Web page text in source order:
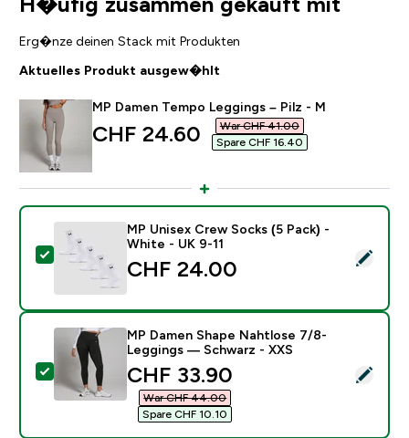
Erg�nze deinen Stack mit Produkten
Aktuelles Produkt ausgew�hlt
MP Damen Tempo Leggings – Pilz - M
discounted price
CHF 24.60‎
War CHF 41.00‎
Spare CHF 16.40‎
Dieses Produkt ausw�hlen - MP Unisex Crew Socks
MP Unisex Crew Socks (5 Pack) -
White - UK 9-11
CHF 24.00‎
Dieses Produkt ausw�hlen - MP Damen Shape
MP Damen Shape Nahtlose 7/8-
Leggings — Schwarz - XXS
discounted price
CHF 33.90‎
War CHF 44.00‎
Spare CHF 10.10‎